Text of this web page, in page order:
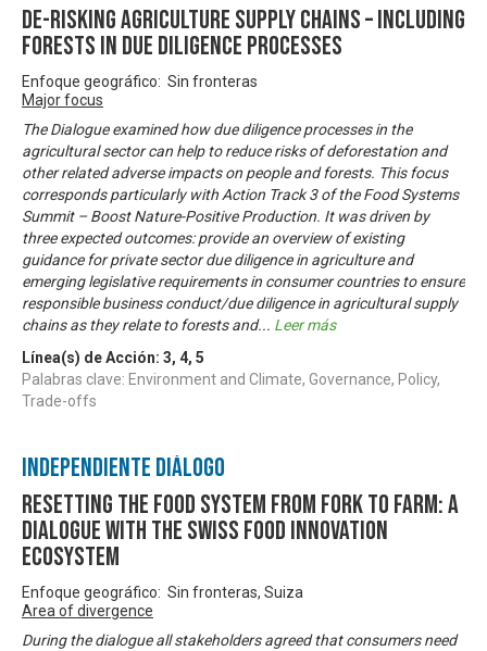
De-risking agriculture supply chains – Including
forests in due diligence processes
Enfoque geográfico: Sin fronteras
Major focus
The Dialogue examined how due diligence processes in the
agricultural sector can help to reduce risks of deforestation and
other related adverse impacts on people and forests. This focus
corresponds particularly with Action Track 3 of the Food Systems
Summit – Boost Nature-Positive Production. It was driven by
three expected outcomes: provide an overview of existing
guidance for private sector due diligence in agriculture and
emerging legislative requirements in consumer countries to ensure
responsible business conduct/due diligence in agricultural supply
chains as they relate to forests and... Leer más
Línea(s) de Acción: 3, 4, 5
Palabras clave: Environment and Climate, Governance, Policy,
Trade-offs
Independiente Diálogo
Resetting the food system from fork to farm: A
dialogue with the Swiss food innovation
ecosystem
Enfoque geográfico: Sin fronteras, Suiza
Area of divergence
During the dialogue all stakeholders agreed that consumers need